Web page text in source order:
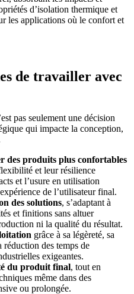
d’isolation thermique et
les applications où le confort et
de travailler avec
pas seulement une décision
qui impacte la conception,
des produits plus confortables
et leur résilience
et l’usure en utilisation
de l’utilisateur final.
des solutions, s’adaptant à
et finitions sans altuer
ni la qualité du résultat.
grâce à sa légèreté, sa
des temps de
exigeantes.
du produit final, tout en
même dans des
ou prolongée.